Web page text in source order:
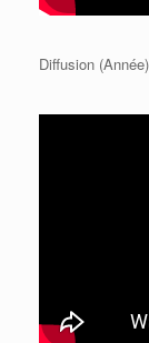
Diffusion